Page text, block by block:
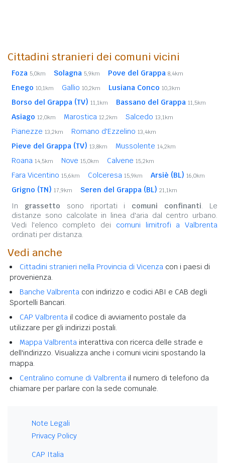
Cittadini stranieri dei comuni vicini
Foza 5,0km Solagna 5,9km Pove del Grappa 8,4km
Enego 10,1km Gallio 10,2km Lusiana Conco 10,3km
Borso del Grappa (TV) 11,1km Bassano del Grappa 11,5km
Asiago 12,0km Marostica 12,2km Salcedo 13,1km
Pianezze 13,2km Romano d'Ezzelino 13,4km
Pieve del Grappa (TV) 13,8km Mussolente 14,2km
Roana 14,5km Nove 15,0km Calvene 15,2km
Fara Vicentino 15,6km Colceresa 15,9km Arsiè (BL) 16,0km
Grigno (TN) 17,9km Seren del Grappa (BL) 21,1km
In grassetto sono riportati i comuni confinanti. Le
distanze sono calcolate in linea d'aria dal centro urbano.
Vedi l'elenco completo dei comuni limitrofi a Valbrenta
ordinati per distanza.
Vedi anche
Cittadini stranieri nella Provincia di Vicenza con i paesi di
provenienza.
Banche Valbrenta con indirizzo e codici ABI e CAB degli
Sportelli Bancari.
CAP Valbrenta il codice di avviamento postale da
utilizzare per gli indirizzi postali.
Mappa Valbrenta interattiva con ricerca delle strade e
dell'indirizzo. Visualizza anche i comuni vicini spostando la
mappa.
Centralino comune di Valbrenta il numero di telefono da
chiamare per parlare con la sede comunale.
Note Legali
Privacy Policy
CAP Italia